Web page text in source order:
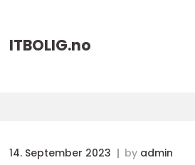
ITBOLIG.no
14. September 2023 by admin